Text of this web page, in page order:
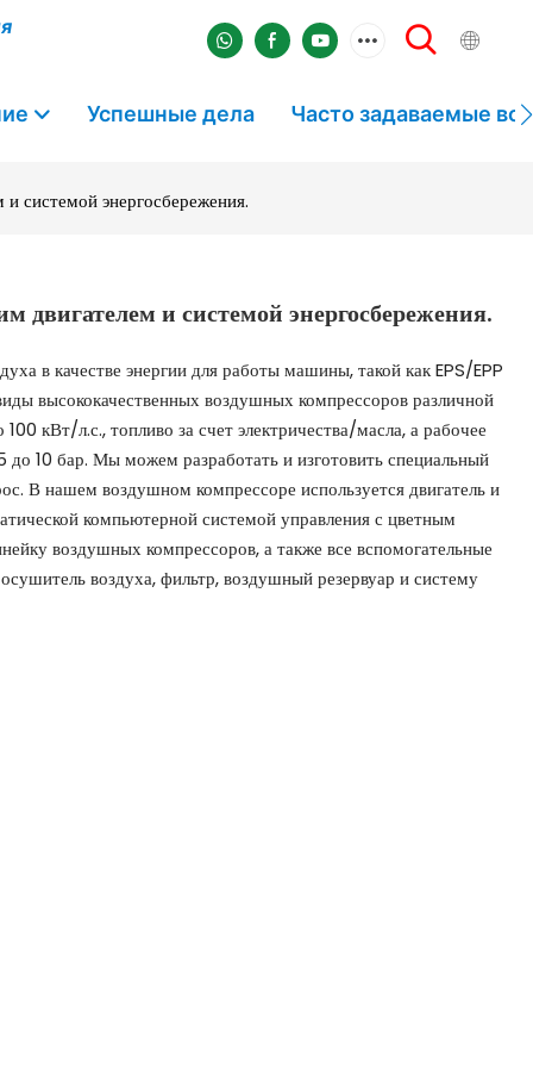
Успешные дела Часто задаваемые
системой энергосбережения.
двигателем и системой энергосбережения.
в качестве энергии для работы машины, такой как EPS/EPP
высококачественных воздушных компрессоров различной
кВт/л.с., топливо за счет электричества/масла, а рабочее
10 бар. Мы можем разработать и изготовить специальный
В нашем воздушном компрессоре используется двигатель и
компьютерной системой управления с цветным
воздушных компрессоров, а также все вспомогательные
воздуха, фильтр, воздушный резервуар и систему